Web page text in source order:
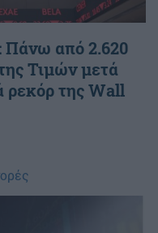
Πάνω από 2.620
Τιμών μετά
ρεκόρ της Wall